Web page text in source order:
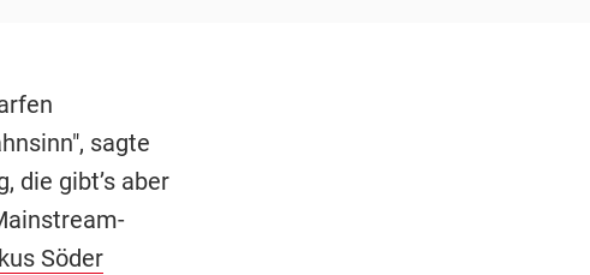
sagte
die gibt’s aber
Söder